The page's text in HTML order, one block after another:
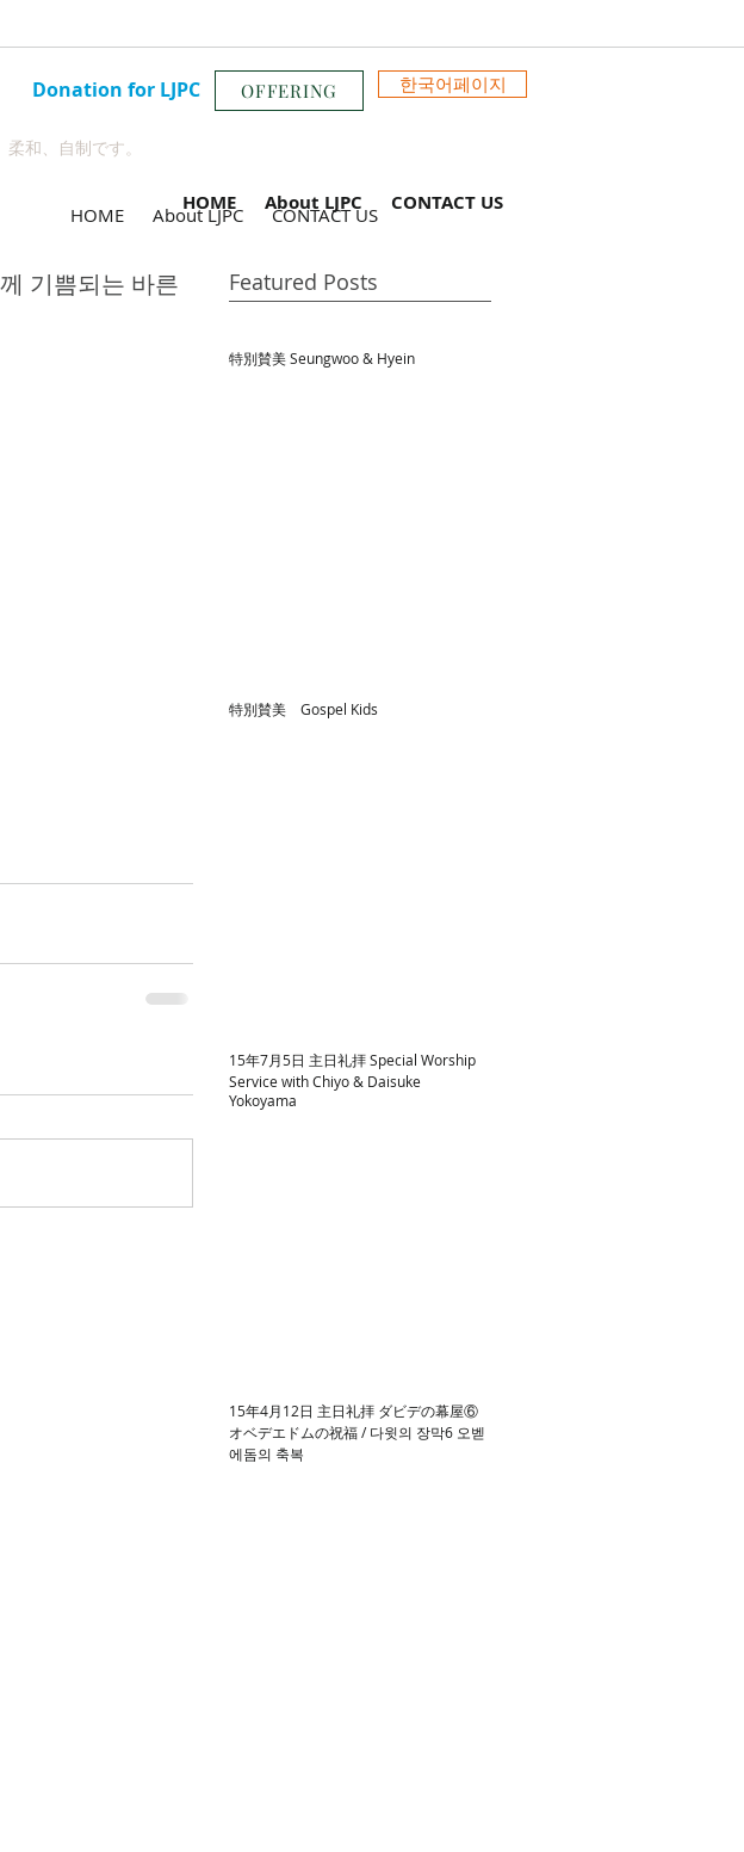
Donation for LJPC OFFERING 한국어페이지
和、自制です。
HOME About LJPC CONTACT US
기쁨되는 바른
Featured Posts
特別賛美 Seungwoo & Hyein
特別賛美 Gospel Kids
15年7月5日 主日礼拝 Special Worship
Service with Chiyo & Daisuke
Yokoyama
15年4月12日 主日礼拝 ダビデの幕屋⑥
オベデエドムの祝福 / 다윗의 장막6 오벧
에돔의 축복
HOME About LJPC CONTACT US